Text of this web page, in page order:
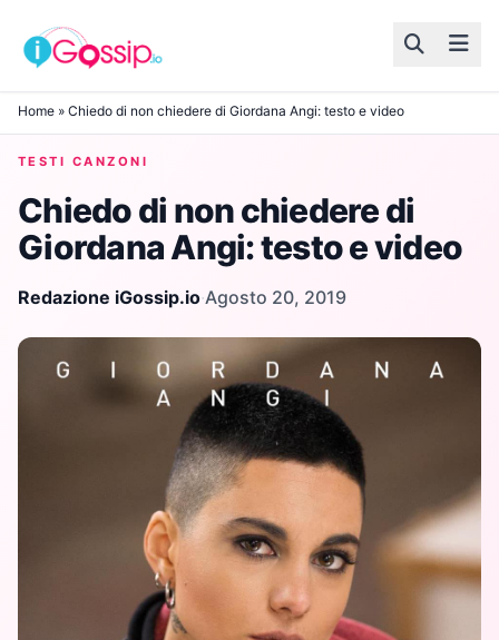
Skip to content
Home » Chiedo di non chiedere di Giordana Angi: testo e video
TESTI CANZONI
Chiedo di non chiedere di
Giordana Angi: testo e video
Redazione iGossip.io·Agosto 20, 2019